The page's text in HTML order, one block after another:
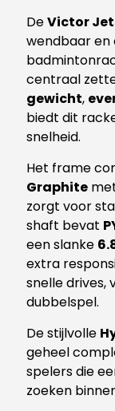
DeVictor
wendbaar
centraal
gewicht,
biedt dit
snelheid.
Het frame
Graphite
zorgt voor
shaft bevat
een slanke
extra
snelle drives,
dubbelspel.
De stijlvolle
geheel
spelers die
zoeken